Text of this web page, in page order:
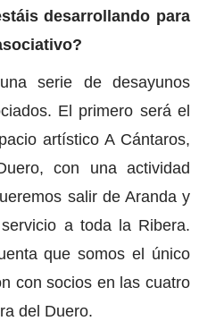
desarrollando para
serie de desayunos
El primero será el
artístico A Cántaros,
con una actividad
salir de Aranda y
a toda la Ribera.
que somos el único
con socios en las cuatro
del Duero.